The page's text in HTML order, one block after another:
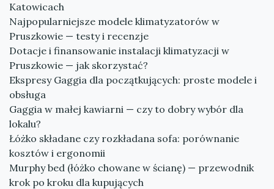
Katowicach
Najpopularniejsze modele klimatyzatorów w
Pruszkowie — testy i recenzje
Dotacje i finansowanie instalacji klimatyzacji w
Pruszkowie — jak skorzystać?
Ekspresy Gaggia dla początkujących: proste modele i
obsługa
Gaggia w małej kawiarni — czy to dobry wybór dla
lokalu?
Łóżko składane czy rozkładana sofa: porównanie
kosztów i ergonomii
Murphy bed (łóżko chowane w ścianę) — przewodnik
krok po kroku dla kupujących